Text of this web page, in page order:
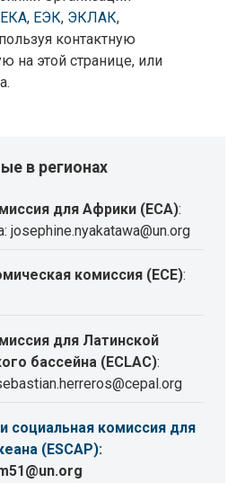
ЕКА, ЕЭК, ЭКЛАК,
контактную
на этой странице, или
в регионах
для Африки (ECA):
josephine.nyakatawa@un.org
комиссия (ECE):
для Латинской
бассейна (ECLAC):
социальная комиссия для
(ESCAP):